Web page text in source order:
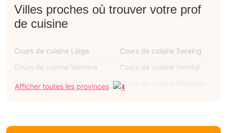
Villes proches où trouver votre prof
de cuisine
Cours de cuisine Liège
Cours de cuisine Seraing
Cours de cuisine Verviers
Cours de cuisine Herstal
Cours de cuisine Ans
Cours de cuisine Flémalle-
Afficher toutes les provinces